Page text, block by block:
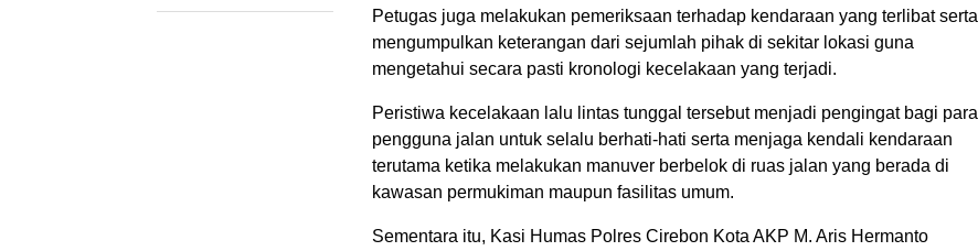
Petugas juga melakukan pemeriksaan terhadap kendaraan yang terlibat serta
mengumpulkan keterangan dari sejumlah pihak di sekitar lokasi guna
mengetahui secara pasti kronologi kecelakaan yang terjadi.
Peristiwa kecelakaan lalu lintas tunggal tersebut menjadi pengingat bagi para
pengguna jalan untuk selalu berhati-hati serta menjaga kendali kendaraan
terutama ketika melakukan manuver berbelok di ruas jalan yang berada di
kawasan permukiman maupun fasilitas umum.
Sementara itu, Kasi Humas Polres Cirebon Kota AKP M. Aris Hermanto